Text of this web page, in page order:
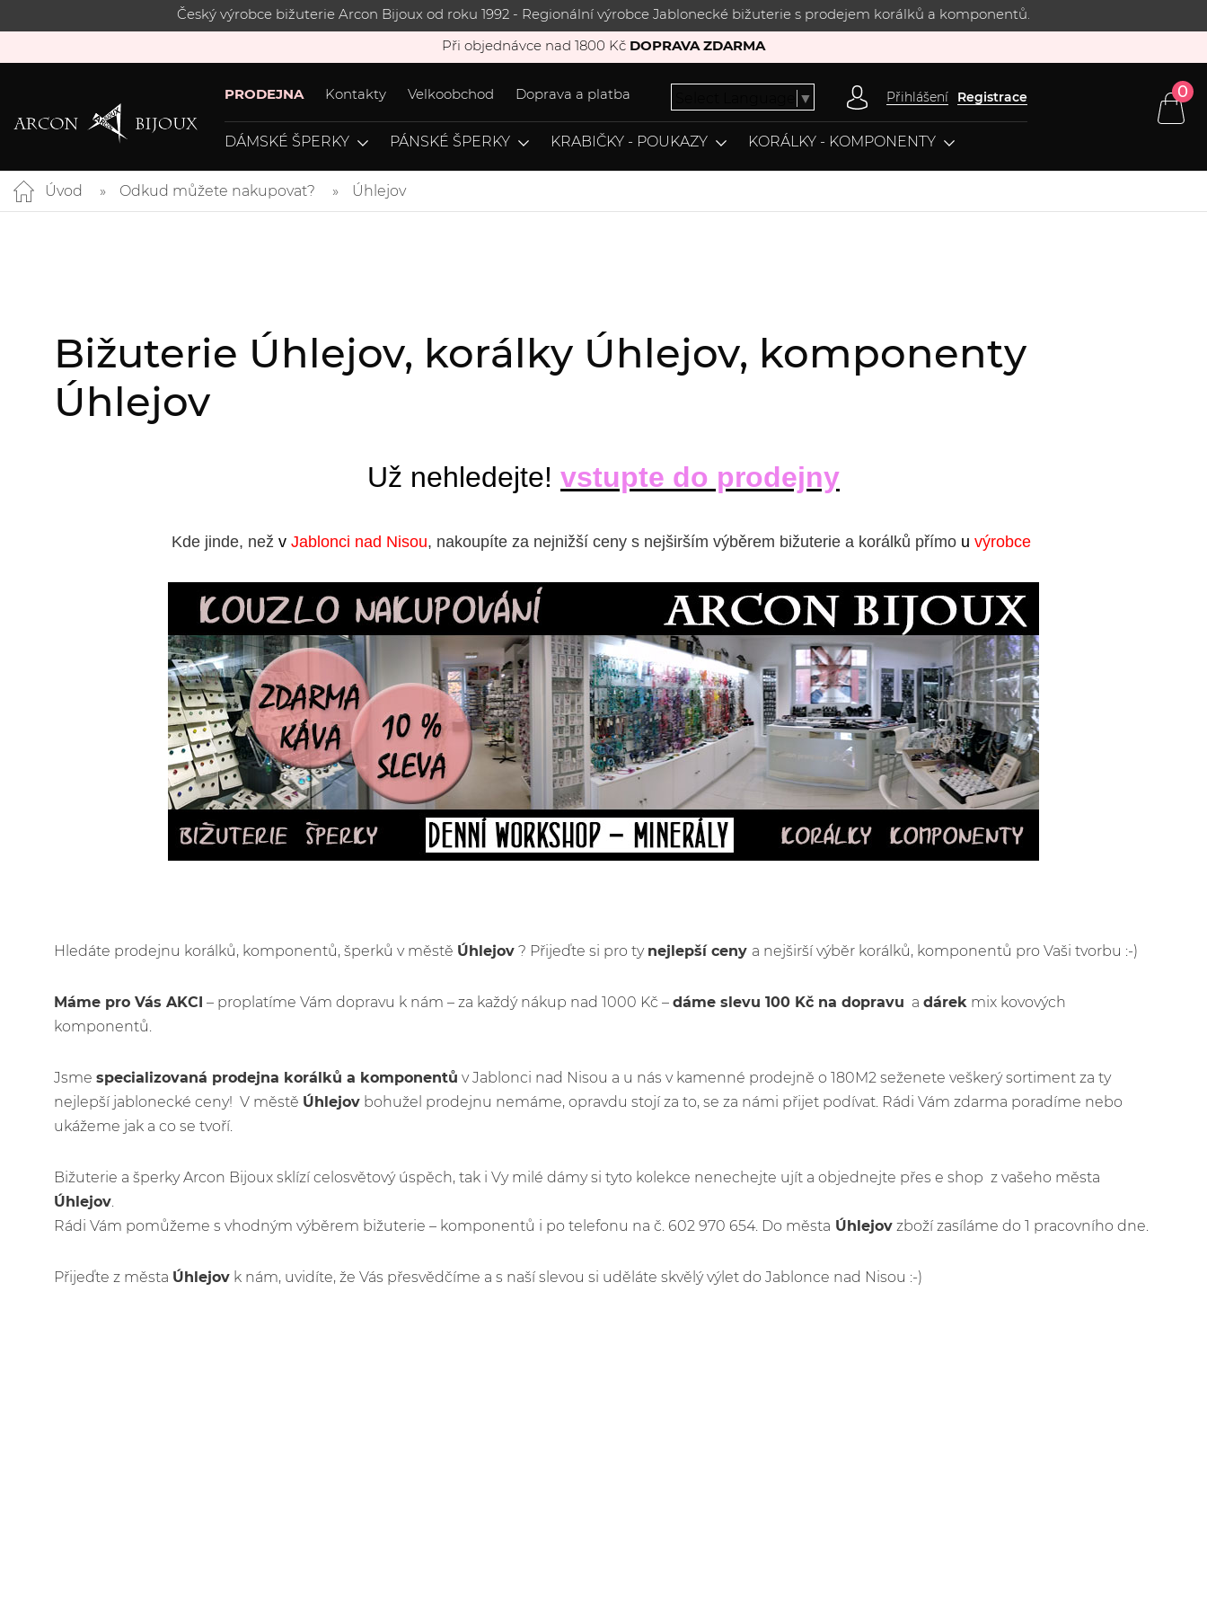
Český výrobce bižuterie Arcon Bijoux od roku 1992 - Regionální výrobce Jablonecké bižuterie s prodejem korálků a komponentů.
Při objednávce nad 1800 Kč DOPRAVA ZDARMA
PRODEJNA Kontakty Velkoobchod Doprava a platba ▼ Přihlášení Registrace 0
DÁMSKÉ ŠPERKY PÁNSKÉ ŠPERKY KRABIČKY - POUKAZY KORÁLKY - KOMPONENTY
Úvod Odkud můžete nakupovat? Úhlejov
Bižuterie Úhlejov, korálky Úhlejov, komponenty
Úhlejov
Už nehledejte! vstupte do prodejny
Kde jinde, než v Jablonci nad Nisou, nakoupíte za nejnižší ceny s nejširším výběrem bižuterie a korálků přímo u výrobce
Hledáte prodejnu korálků, komponentů, šperků v městě Úhlejov ? Přijeďte si pro ty nejlepší ceny a nejširší výběr korálků, komponentů pro Vaši tvorbu :-)
Máme pro Vás AKCI – proplatíme Vám dopravu k nám – za každý nákup nad 1000 Kč – dáme slevu 100 Kč na dopravu a dárek mix kovových
komponentů.
Jsme specializovaná prodejna korálků a komponentů v Jablonci nad Nisou a u nás v kamenné prodejně o 180M2 seženete veškerý sortiment za ty
nejlepší jablonecké ceny! V městě Úhlejov bohužel prodejnu nemáme, opravdu stojí za to, se za námi přijet podívat. Rádi Vám zdarma poradíme nebo
ukážeme jak a co se tvoří.
Bižuterie a šperky Arcon Bijoux sklízí celosvětový úspěch, tak i Vy milé dámy si tyto kolekce nenechejte ujít a objednejte přes e shop z vašeho města
Úhlejov.
Rádi Vám pomůžeme s vhodným výběrem bižuterie – komponentů i po telefonu na č. 602 970 654. Do města Úhlejov zboží zasíláme do 1 pracovního dne.
Přijeďte z města Úhlejov k nám, uvidíte, že Vás přesvědčíme a s naší slevou si uděláte skvělý výlet do Jablonce nad Nisou :-)